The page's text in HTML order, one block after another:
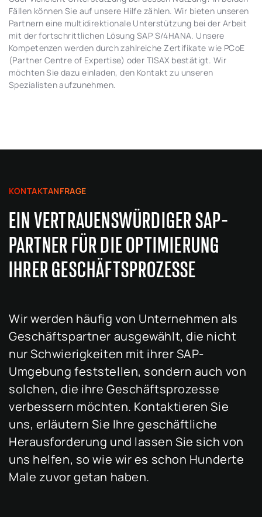
Fällen können Sie auf unsere Hilfe zählen. Wir bieten unseren
Partnern eine multidirektionale Unterstützung bei der Arbeit
mit der fortschrittlichen Lösung SAP S/4HANA. Unsere
Kompetenzen werden durch zahlreiche Zertifikate wie PCoE
(Partner Centre of Expertise) oder TISAX bestätigt. Wir
möchten Sie dazu einladen, den Kontakt zu unseren
Spezialisten aufzunehmen.
KONTAKTANFRAGE
EIN VERTRAUENSWÜRDIGER SAP-
PARTNER FÜR DIE OPTIMIERUNG
IHRER GESCHÄFTSPROZESSE
Wir werden häufig von Unternehmen als
Geschäftspartner ausgewählt, die nicht
nur Schwierigkeiten mit ihrer SAP-
Umgebung feststellen, sondern auch von
solchen, die ihre Geschäftsprozesse
verbessern möchten. Kontaktieren Sie
uns, erläutern Sie Ihre geschäftliche
Herausforderung und lassen Sie sich von
uns helfen, so wie wir es schon Hunderte
Male zuvor getan haben.